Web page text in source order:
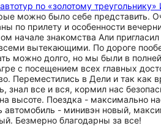
по «золотому
можно было себе представить.
по прилету и особенности
начале знакомства Али
вытекающими. По дороге
можно долго, но мы были в
с посещением всех главных
Переместились в Дели и так
знал все и вся, кормил нас
высоте. Поездка - максимально
автомобиль - минивэн новый,
Безмерно благодарны за все!